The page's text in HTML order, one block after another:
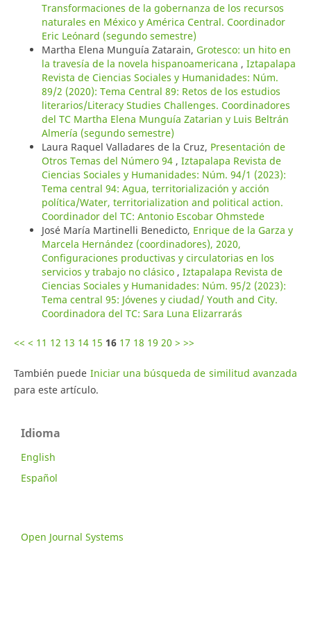
Transformaciones de la gobernanza de los recursos
naturales en México y América Central. Coordinador
Eric Leónard (segundo semestre)
Martha Elena Munguía Zatarain, Grotesco: un hito en
la travesía de la novela hispanoamericana , Iztapalapa
Revista de Ciencias Sociales y Humanidades: Núm.
89/2 (2020): Tema Central 89: Retos de los estudios
literarios/Literacy Studies Challenges. Coordinadores
del TC Martha Elena Munguía Zatarian y Luis Beltrán
Almería (segundo semestre)
Laura Raquel Valladares de la Cruz, Presentación de
Otros Temas del Número 94 , Iztapalapa Revista de
Ciencias Sociales y Humanidades: Núm. 94/1 (2023):
Tema central 94: Agua, territorialización y acción
política/Water, territorialization and political action.
Coordinador del TC: Antonio Escobar Ohmstede
José María Martinelli Benedicto, Enrique de la Garza y
Marcela Hernández (coordinadores), 2020,
Configuraciones productivas y circulatorias en los
servicios y trabajo no clásico , Iztapalapa Revista de
Ciencias Sociales y Humanidades: Núm. 95/2 (2023):
Tema central 95: Jóvenes y ciudad/ Youth and City.
Coordinadora del TC: Sara Luna Elizarrarás
<< < 11 12 13 14 15 16 17 18 19 20 > >>
También puede Iniciar una búsqueda de similitud avanzada
para este artículo.
Idioma
English
Español
Open Journal Systems